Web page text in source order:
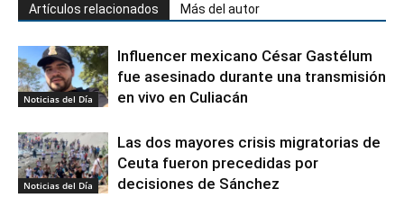
Artículos relacionados Más del autor
Noticias del Día
Influencer mexicano César Gastélum
fue asesinado durante una transmisión
en vivo en Culiacán
Noticias del Día
Las dos mayores crisis migratorias de
Ceuta fueron precedidas por
decisiones de Sánchez